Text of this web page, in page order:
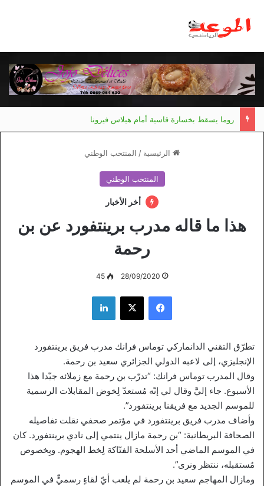
روما يسقط بخسارة قاسية أمام هيلاس فيرونا
الرئيسية / المنتخب الوطني
المنتخب الوطني
أخر الأخبار
هذا ما قاله مدرب برينتفورد عن بن
رحمة
28/09/2020
45
فيسبوك ‫X لينكدإن
تطرّق التقني الدانماركي توماس فرانك مدرب فريق برينتفورد
الإنجليزي، إلى لاعبه الدولي الجزائري سعيد بن رحمة.
وقال المدرب توماس فرانك: “تدرّب بن رحمة مع زملائه جيّدا هذا
الأسبوع. جاء إليَّ وقال لي إنّه مُستعدّ لِخوض المقابلات الرسمية
للموسم الجديد مع فريقنا برينتفورد”.
وأضاف مدرب فريق برينتفورد في مؤتمر صحفي نقلت تفاصيله
الصحافة البريطانية: “بن رحمة مازال ينتمي إلى نادي برينتفورد. كان
في الموسم الماضي أحد الأسلحة الفتّاكة لِخط الهجوم. وبِخصوص
مُستقبله، ننتظر ونرى”.
ومازال المهاجم سعيد بن رحمة لم يلعب أيّ لقاءٍ رسميٍّ في الموسم